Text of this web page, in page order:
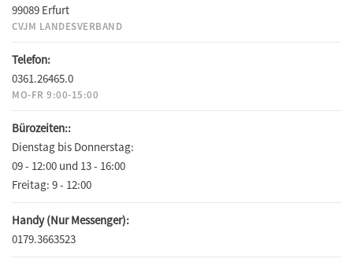
99089 Erfurt
CVJM LANDESVERBAND
Telefon:
0361.26465.0
MO-FR 9:00-15:00
Bürozeiten::
Dienstag bis Donnerstag:
09 - 12:00 und 13 - 16:00
Freitag: 9 - 12:00
Handy (Nur Messenger):
0179.3663523